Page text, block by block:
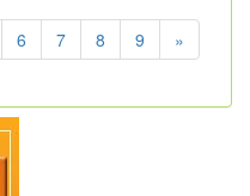
6 7 8 9 »